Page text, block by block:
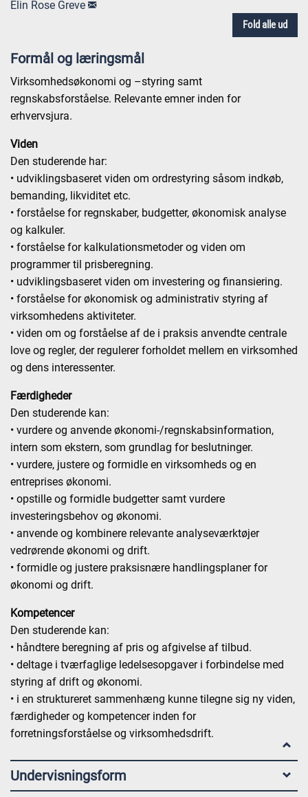
Elin Rose Greve
Fold alle ud
Formål og læringsmål
Virksomhedsøkonomi og –styring samt
regnskabsforståelse. Relevante emner inden for
erhvervsjura.
Viden
Den studerende har:
• udviklingsbaseret viden om ordrestyring såsom indkøb,
bemanding, likviditet etc.
• forståelse for regnskaber, budgetter, økonomisk analyse
og kalkuler.
• forståelse for kalkulationsmetoder og viden om
programmer til prisberegning.
• udviklingsbaseret viden om investering og finansiering.
• forståelse for økonomisk og administrativ styring af
virksomhedens aktiviteter.
• viden om og forståelse af de i praksis anvendte centrale
love og regler, der regulerer forholdet mellem en virksomhed
og dens interessenter.
Færdigheder
Den studerende kan:
• vurdere og anvende økonomi-/regnskabsinformation,
intern som ekstern, som grundlag for beslutninger.
• vurdere, justere og formidle en virksomheds og en
entreprises økonomi.
• opstille og formidle budgetter samt vurdere
investeringsbehov og økonomi.
• anvende og kombinere relevante analyseværktøjer
vedrørende økonomi og drift.
• formidle og justere praksisnære handlingsplaner for
økonomi og drift.
Kompetencer
Den studerende kan:
• håndtere beregning af pris og afgivelse af tilbud.
• deltage i tværfaglige ledelsesopgaver i forbindelse med
styring af drift og økonomi.
• i en struktureret sammenhæng kunne tilegne sig ny viden,
færdigheder og kompetencer inden for
forretningsforståelse og virksomhedsdrift.
Undervisningsform